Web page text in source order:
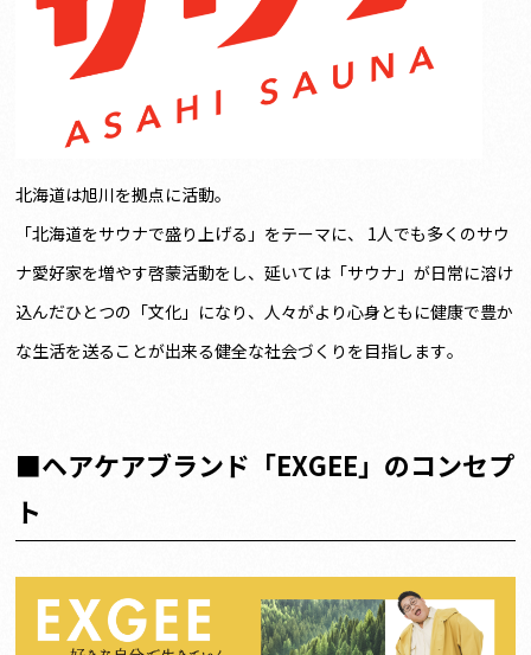
北海道は旭川を拠点に活動。
「北海道をサウナで盛り上げる」をテーマに、 1人でも多くのサウ
ナ愛好家を増やす啓蒙活動をし、延いては「サウナ」が日常に溶け
込んだひとつの「文化」になり、人々がより心身ともに健康で豊か
な生活を送ることが出来る健全な社会づくりを目指します。
■ヘアケアブランド「EXGEE」のコンセプ
ト